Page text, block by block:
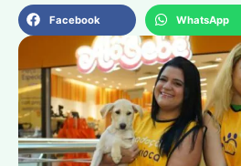
Facebook WhatsApp